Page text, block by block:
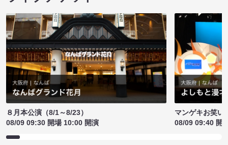
８月本公演（8/1～8/23）
08/09 09:30 開場 10:00 開演
マンゲキお笑い
08/09 09:40 開